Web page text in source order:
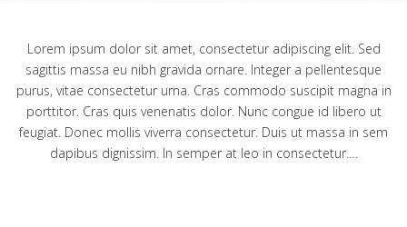
Lorem ipsum dolor sit amet, consectetur adipiscing elit. Sed
sagittis massa eu nibh gravida ornare. Integer a pellentesque
purus, vitae consectetur urna. Cras commodo suscipit magna in
porttitor. Cras quis venenatis dolor. Nunc congue id libero ut
feugiat. Donec mollis viverra consectetur. Duis ut massa in sem
dapibus dignissim. In semper at leo in consectetur.…